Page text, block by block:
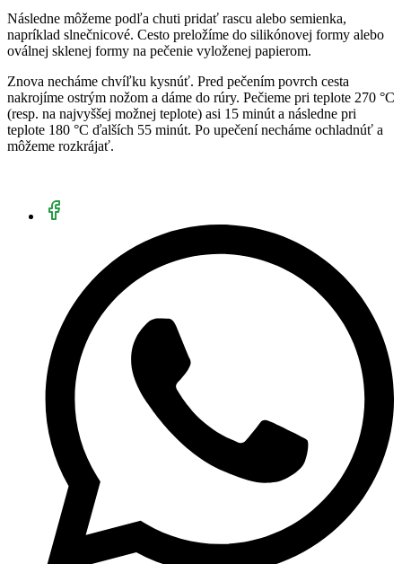
Následne môžeme podľa chuti pridať rascu alebo semienka,
napríklad slnečnicové. Cesto preložíme do silikónovej formy alebo
oválnej sklenej formy na pečenie vyloženej papierom.
Znova necháme chvíľku kysnúť. Pred pečením povrch cesta
nakrojíme ostrým nožom a dáme do rúry. Pečieme pri teplote 270 °C
(resp. na najvyššej možnej teplote) asi 15 minút a následne pri
teplote 180 °C ďalších 55 minút. Po upečení necháme ochladnúť a
môžeme rozkrájať.